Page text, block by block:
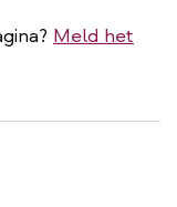
Meld het